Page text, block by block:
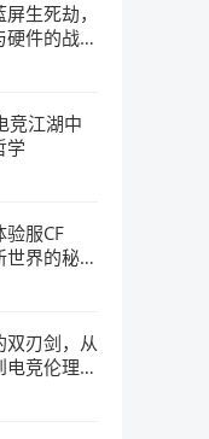
生死劫，
件的战争
竞江湖中
学
验服CF
世界的秘钥
双刃剑，从
竞伦理的